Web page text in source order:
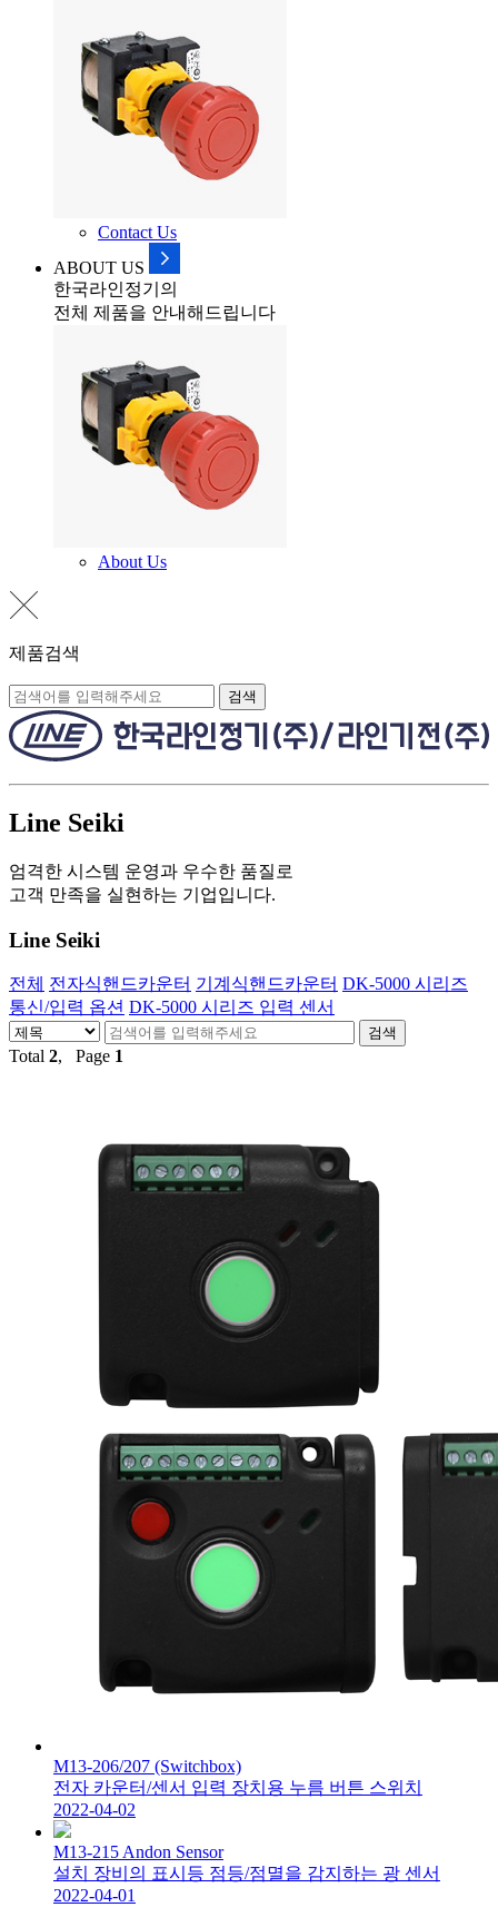
Contact Us
ABOUT US
한국라인정기의
전체 제품을 안내해드립니다
About Us
제품검색
검색
Line Seiki
엄격한 시스템 운영과 우수한 품질로
고객 만족을 실현하는 기업입니다.
Line Seiki
전체 전자식핸드카운터 기계식핸드카운터 DK-5000 시리즈
통신/입력 옵션 DK-5000 시리즈 입력 센서
Total 2, Page 1
M13-206/207 (Switchbox)
전자 카운터/센서 입력 장치용 누름 버튼 스위치
2022-04-02
M13-215 Andon Sensor
설치 장비의 표시등 점등/점멸을 감지하는 광 센서
2022-04-01